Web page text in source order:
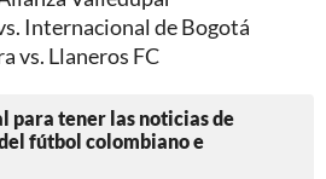
Internacional de Bogotá
vs. Llaneros FC
para tener las noticias de
fútbol colombiano e